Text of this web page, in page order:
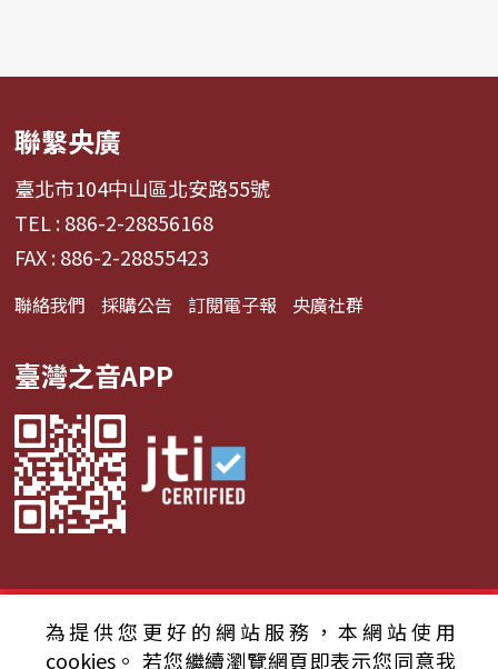
聯繫央廣
臺北市104中山區北安路55號
TEL : 886-2-28856168
FAX : 886-2-28855423
聯絡我們 採購公告 訂閱電子報 央廣社群
臺灣之音APP
© 2024財團法人中央廣播電臺 版權所有
為提供您更好的網站服務，本網站使用
cookies。 若您繼續瀏覽網頁即表示您同意我